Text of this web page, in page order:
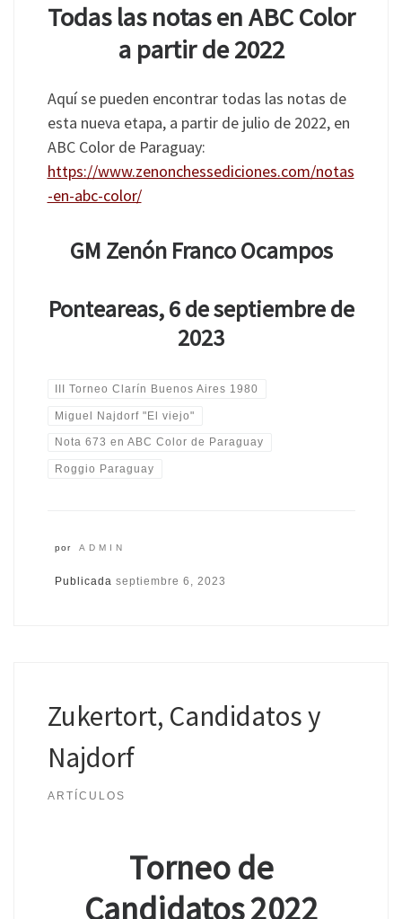
Todas las notas en ABC Color
a partir de 2022
Aquí se pueden encontrar todas las notas de
esta nueva etapa, a partir de julio de 2022, en
ABC Color de Paraguay:
https://www.zenonchessediciones.com/notas
-en-abc-color/
GM Zenón Franco Ocampos
Ponteareas, 6 de septiembre de
2023
III Torneo Clarín Buenos Aires 1980
Miguel Najdorf "El viejo"
Nota 673 en ABC Color de Paraguay
Roggio Paraguay
por ADMIN
Publicada septiembre 6, 2023
Zukertort, Candidatos y
Najdorf
ARTÍCULOS
Torneo de
Candidatos 2022